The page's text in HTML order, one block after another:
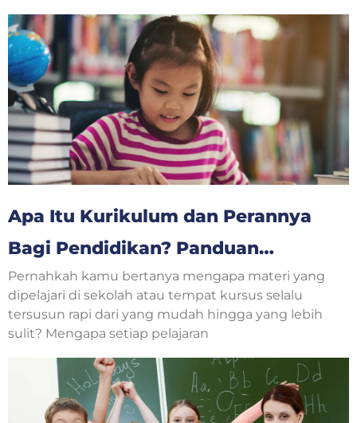
Apa Itu Kurikulum dan Perannya
Bagi Pendidikan? Panduan
Lengkap untuk Orang Tua dan
Anak
Pernahkah kamu bertanya mengapa materi yang
dipelajari di sekolah atau tempat kursus selalu
tersusun rapi dari yang mudah hingga yang lebih
sulit? Mengapa setiap pelajaran